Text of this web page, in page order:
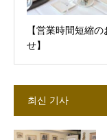
【営業時間短縮の
せ】
최신 기사